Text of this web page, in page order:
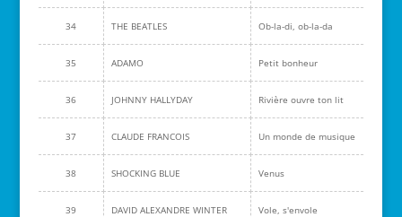
34 THE BEATLES Ob-la-di, ob-la-da
35 ADAMO Petit bonheur
36 JOHNNY HALLYDAY Rivière ouvre ton lit
37 CLAUDE FRANCOIS Un monde de musique
38 SHOCKING BLUE Venus
39 DAVID ALEXANDRE WINTER Vole, s'envole